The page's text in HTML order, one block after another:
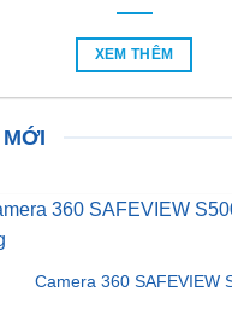
XEM THÊM
Camera 360 SAFEVIEW